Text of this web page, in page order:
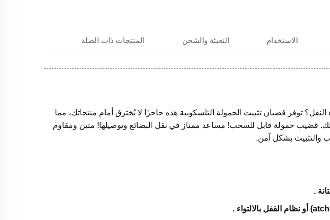
الاستخدام التعبئة والشحن المنتجات ذات الصلة
توفر قضبان تثبيت الحمولة التلسكوبية هذه حاجزًا لا يُخترق أمام منتجاتك، مما
قضيب حمولة قابل للسحب! مساعد ممتاز في نقل البضائع وتوصيلها! متين ومقاوم
والتثبيت بشكل آمن.
.
.